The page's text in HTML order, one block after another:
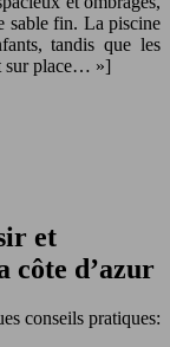
sable fin. La piscine
tandis que les
sur place… »]
et
côte d’azur
conseils pratiques: